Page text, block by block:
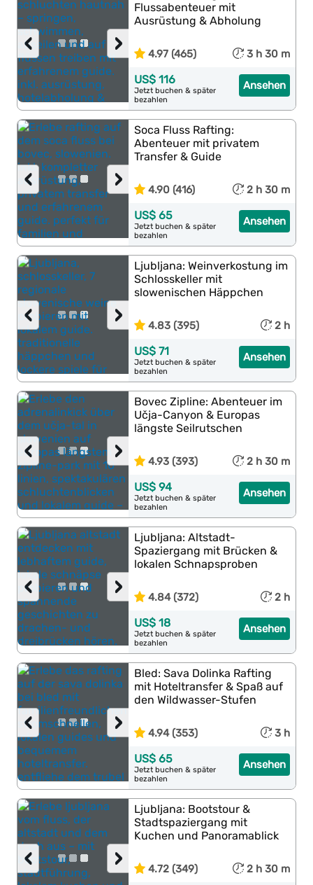
›
‹
Flussabenteuer mit
Ausrüstung & Abholung
4.97 (465) 3 h 30 m
Ansehen
US$ 116
Jetzt buchen & später
bezahlen
›
‹
Soca Fluss Rafting:
Abenteuer mit privatem
Transfer & Guide
4.90 (416) 2 h 30 m
Ansehen
US$ 65
Jetzt buchen & später
bezahlen
›
‹
Ljubljana: Weinverkostung im
Schlosskeller mit
slowenischen Häppchen
4.83 (395) 2 h
Ansehen
US$ 71
Jetzt buchen & später
bezahlen
›
‹
Bovec Zipline: Abenteuer im
Učja-Canyon & Europas
längste Seilrutschen
4.93 (393) 2 h 30 m
Ansehen
US$ 94
Jetzt buchen & später
bezahlen
›
‹
Ljubljana: Altstadt-
Spaziergang mit Brücken &
lokalen Schnapsproben
4.84 (372) 2 h
Ansehen
US$ 18
Jetzt buchen & später
bezahlen
›
‹
Bled: Sava Dolinka Rafting
mit Hoteltransfer & Spaß auf
den Wildwasser-Stufen
4.94 (353) 3 h
Ansehen
US$ 65
Jetzt buchen & später
bezahlen
›
‹
Ljubljana: Bootstour &
Stadtspaziergang mit
Kuchen und Panoramablick
4.72 (349) 2 h 30 m